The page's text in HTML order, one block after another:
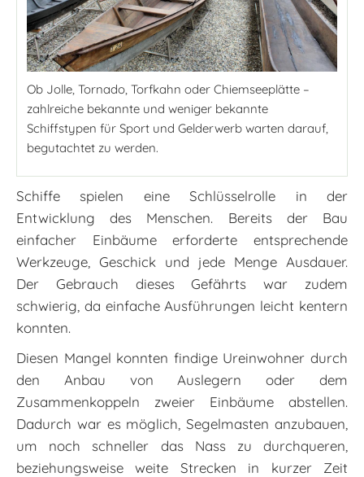
Ob Jolle, Tornado, Torfkahn oder Chiemseeplätte –
zahlreiche bekannte und weniger bekannte
Schiffstypen für Sport und Gelderwerb warten darauf,
begutachtet zu werden.
Schiffe spielen eine Schlüsselrolle in der
Entwicklung des Menschen. Bereits der Bau
einfacher Einbäume erforderte entsprechende
Werkzeuge, Geschick und jede Menge Ausdauer.
Der Gebrauch dieses Gefährts war zudem
schwierig, da einfache Ausführungen leicht kentern
konnten.
Diesen Mangel konnten findige Ureinwohner durch
den Anbau von Auslegern oder dem
Zusammenkoppeln zweier Einbäume abstellen.
Dadurch war es möglich, Segelmasten anzubauen,
um noch schneller das Nass zu durchqueren,
beziehungsweise weite Strecken in kurzer Zeit